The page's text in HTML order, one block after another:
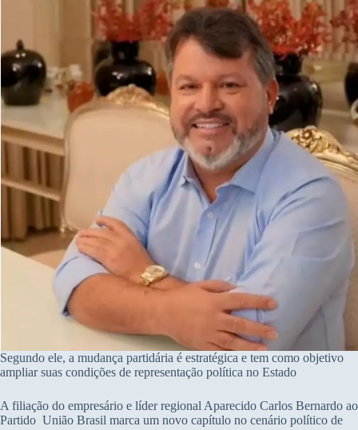
Segundo ele, a mudança partidária é estratégica e tem como objetivo
ampliar suas condições de representação política no Estado
A filiação do empresário e líder regional Aparecido Carlos Bernardo ao
Partido União Brasil marca um novo capítulo no cenário político de